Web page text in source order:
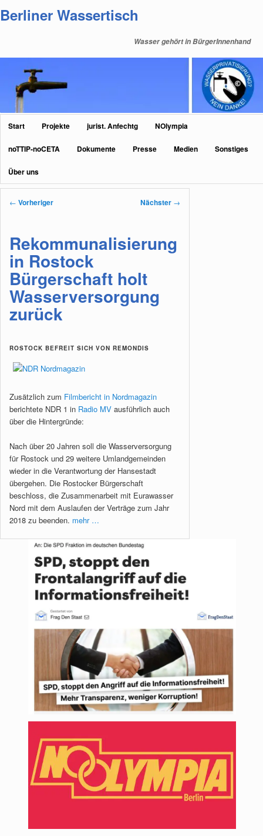
primären
Berliner Wassertisch
Wasser gehört in BürgerInnenhand
Hauptmenü
Start Projekte jurist. Anfechtg NOlympia
noTTIP-noCETA Dokumente Presse Medien Sonstiges
Über uns
Beitragsnavigation
← Vorheriger Nächster →
Rekommunalisierung
in Rostock
Bürgerschaft holt
Wasserversorgung
zurück
ROSTOCK BEFREIT SICH VON REMONDIS
Zusätzlich zum Filmbericht in Nordmagazin
berichtete NDR 1 in Radio MV ausführlich auch
über die Hintergründe:
Nach über 20 Jahren soll die Wasserversorgung
für Rostock und 29 weitere Umlandgemeinden
wieder in die Verantwortung der Hansestadt
übergehen. Die Rostocker Bürgerschaft
beschloss, die Zusammenarbeit mit Eurawasser
Nord mit dem Auslaufen der Verträge zum Jahr
2018 zu beenden. mehr …